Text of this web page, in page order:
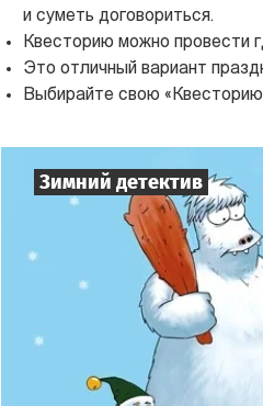
и суметь договориться.
Квесторию можно провести
Это отличный вариант
Выбирайте свою
Зимний детектив